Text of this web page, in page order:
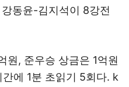
동윤-김지석이 8강전
원, 준우승 상금은 1억원
에 1분 초읽기 5회다. k